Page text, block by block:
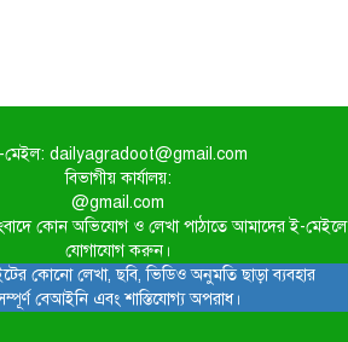
মেইল: dailyagradoot@gmail.com
বিভাগীয় কার্যালয়:
@gmail.com
কোন অভিযোগ ও লেখা পাঠাতে আমাদের ই-মেইলে
যোগাযোগ করুন।
কোনো লেখা, ছবি, ভিডিও অনুমতি ছাড়া ব্যবহার
বেআইনি এবং শাস্তিযোগ্য অপরাধ।